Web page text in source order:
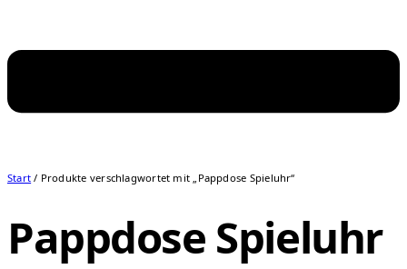
Start / Produkte verschlagwortet mit „Pappdose Spieluhr“
Pappdose Spieluhr